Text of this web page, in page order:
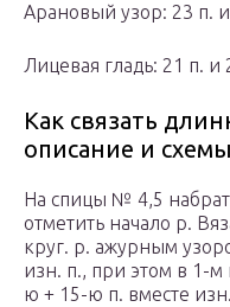
Арановый узор: 23 п.
Лицевая гладь: 21 п. и
Как связать
описание и
На спицы № 4,5
отметить начало р.
круг. р. ажурным
изн. п., при этом в 1-м
ю + 15-ю п. вместе